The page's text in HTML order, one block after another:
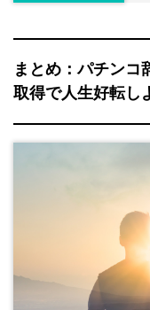
まとめ：パチンコ
取得で人生好転し